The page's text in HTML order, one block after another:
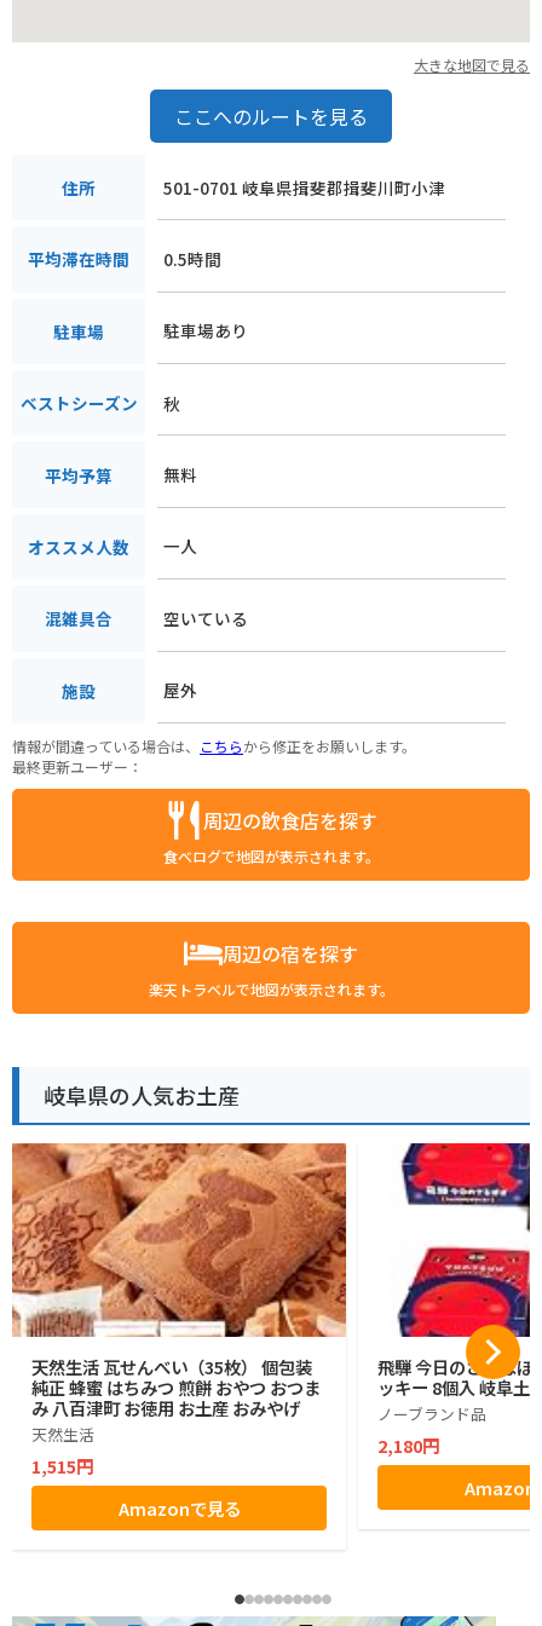
大きな地図で見る
ここへのルートを見る
住所 501-0701 岐阜県揖斐郡揖斐川町小津
平均滞在時間 0.5時間
駐車場 駐車場あり
ベストシーズン 秋
平均予算 無料
オススメ人数 一人
混雑具合 空いている
施設 屋外
情報が間違っている場合は、 こちらから修正をお願いします。
最終更新ユーザー：
周辺の飲食店を探す
食べログで地図が表示されます。
周辺の宿を探す
楽天トラベルで地図が表示されます。
岐阜県の人気お土産
天然生活 瓦せんべい（35枚） 個包装
純正 蜂蜜 はちみつ 煎餅 おやつ おつま
み 八百津町 お徳用 お土産 おみやげ
天然生活
1,515円
Amazonで見る
飛騨 今日のさるぼぼ
ッキー 8個入 岐阜土
ノーブランド品
2,180円
Amazon